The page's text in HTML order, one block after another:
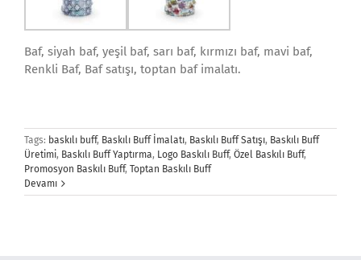
Baf, siyah baf, yeşil baf, sarı baf, kırmızı baf, mavi baf,
Renkli Baf, Baf satışı, toptan baf imalatı.
Tags: baskılı buff, Baskılı Buff İmalatı, Baskılı Buff Satışı, Baskılı Buff
Üretimi, Baskılı Buff Yaptırma, Logo Baskılı Buff, Özel Baskılı Buff,
Promosyon Baskılı Buff, Toptan Baskılı Buff
Devamı